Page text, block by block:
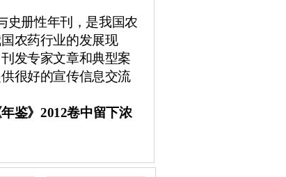
史册性年刊，是我国农
农药行业的发展现
发专家文章和典型案
很好的宣传信息交流
鉴》2012卷中留下浓